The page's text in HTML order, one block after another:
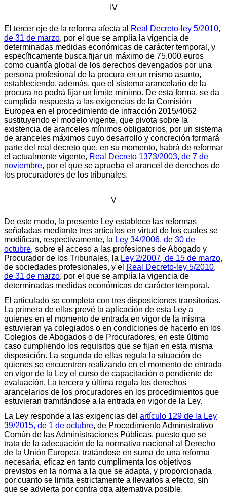
IV
El tercer eje de la reforma afecta al
Real Decreto-ley 5/2010,
de 31 de marzo, por el que se amplía la vigencia de
determinadas medidas económicas de carácter temporal, y
específicamente busca fijar un máximo de 75.000 euros
como cuantía global de los derechos devengados por una
persona profesional de la procura en un mismo asunto,
estableciendo, además, que el sistema arancelario de la
procura no podrá fijar un límite mínimo. De esta forma, se da
cumplida respuesta a las exigencias de la Comisión
Europea en el procedimiento de infracción 2015/4062
sustituyendo el modelo vigente, que pivota sobre la
existencia de aranceles mínimos obligatorios, por un sistema
de aranceles máximos cuyo desarrollo y concreción formará
parte del real decreto que, en su momento, habrá de reformar
el actualmente vigente, Real Decreto 1373/2003, de 7 de
noviembre, por el que se aprueba el arancel de derechos de
los procuradores de los tribunales.
V
De este modo, la presente Ley establece las reformas
señaladas mediante tres artículos en virtud de los cuales se
modifican, respectivamente, la Ley 34/2006, de 30 de
octubre, sobre el acceso a las profesiones de Abogado y
Procurador de los Tribunales, la Ley 2/2007, de 15 de marzo,
de sociedades profesionales, y el Real Decreto-ley 5/2010,
de 31 de marzo, por el que se amplía la vigencia de
determinadas medidas económicas de carácter temporal.
El articulado se completa con tres disposiciones transitorias.
La primera de ellas prevé la aplicación de esta Ley a
quienes en el momento de entrada en vigor de la misma
estuvieran ya colegiados o en condiciones de hacerlo en los
Colegios de Abogados o de Procuradores, en este último
caso cumpliendo los requisitos que se fijan en esta misma
disposición. La segunda de ellas regula la situación de
quienes se encuentren realizando en el momento de entrada
en vigor de la Ley el curso de capacitación o pendiente de
evaluación. La tercera y última regula los derechos
arancelarios de los procuradores en los procedimientos que
estuvieran tramitándose a la entrada en vigor de la Ley.
La Ley responde a las exigencias del artículo 129 de la Ley
39/2015, de 1 de octubre, de Procedimiento Administrativo
Común de las Administraciones Públicas, puesto que se
trata de la adecuación de la normativa nacional al Derecho
de la Unión Europea, tratándose en suma de una reforma
necesaria, eficaz en tanto cumplimenta los objetivos
previstos en la norma a la que se adapta, y proporcionada
por cuanto se limita estrictamente a llevarlos a efecto, sin
que se advierta por contra otra alternativa posible.